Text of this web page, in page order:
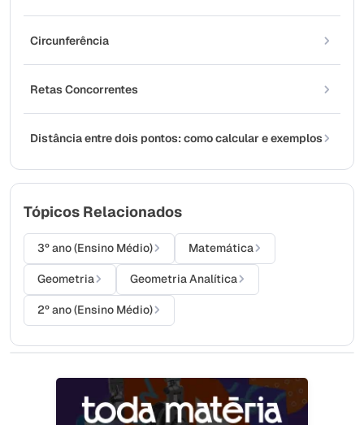
Circunferência
Retas Concorrentes
Distância entre dois pontos: como calcular e exemplos
Tópicos Relacionados
3º ano (Ensino Médio) Matemática
Geometria Geometria Analítica
2º ano (Ensino Médio)